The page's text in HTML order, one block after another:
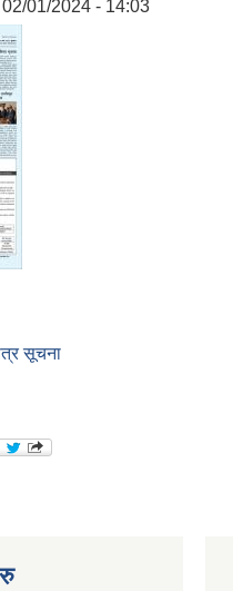
01/2024 - 14:03
सूचना